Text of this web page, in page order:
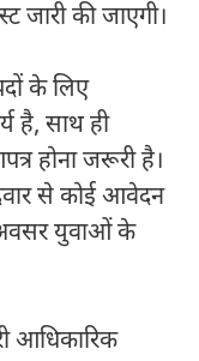
जारी की जाएगी।
के लिए
है, साथ ही
होना जरूरी है।
से कोई आवेदन
युवाओं के
आधिकारिक